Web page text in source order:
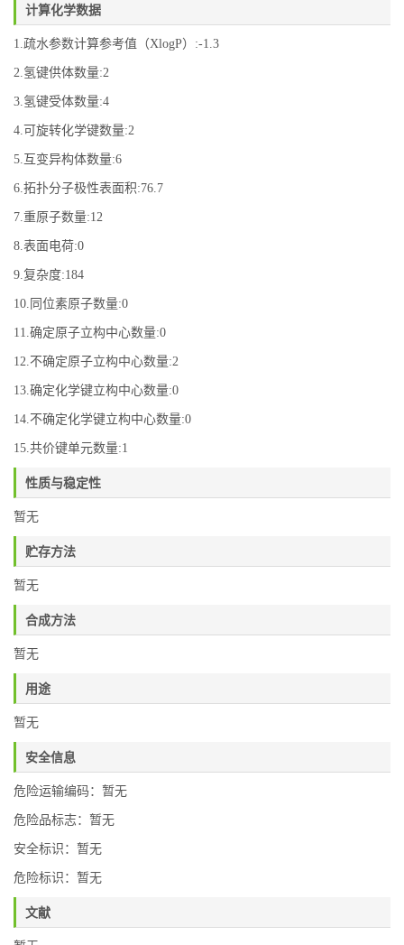
计算化学数据
1.疏水参数计算参考值（XlogP）:-1.3
2.氢键供体数量:2
3.氢键受体数量:4
4.可旋转化学键数量:2
5.互变异构体数量:6
6.拓扑分子极性表面积:76.7
7.重原子数量:12
8.表面电荷:0
9.复杂度:184
10.同位素原子数量:0
11.确定原子立构中心数量:0
12.不确定原子立构中心数量:2
13.确定化学键立构中心数量:0
14.不确定化学键立构中心数量:0
15.共价键单元数量:1
性质与稳定性
暂无
贮存方法
暂无
合成方法
暂无
用途
暂无
安全信息
危险运输编码：暂无
危险品标志：暂无
安全标识：暂无
危险标识：暂无
文献